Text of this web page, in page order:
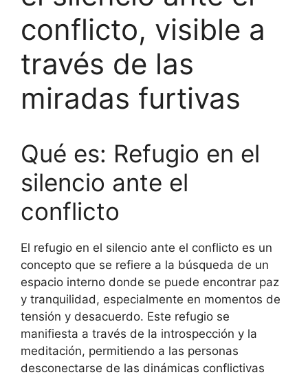
conflicto, visible a
través de las
miradas furtivas
Qué es: Refugio en el
silencio ante el
conflicto
El refugio en el silencio ante el conflicto es un
concepto que se refiere a la búsqueda de un
espacio interno donde se puede encontrar paz
y tranquilidad, especialmente en momentos de
tensión y desacuerdo. Este refugio se
manifiesta a través de la introspección y la
meditación, permitiendo a las personas
desconectarse de las dinámicas conflictivas